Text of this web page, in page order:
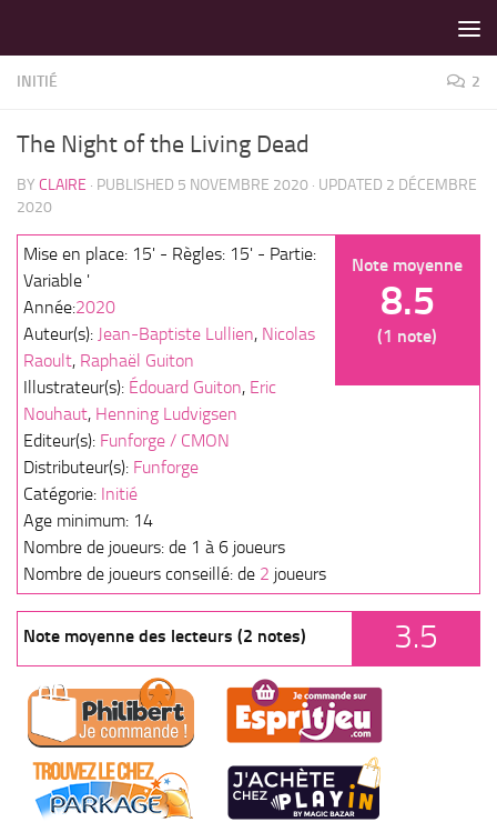
INITIÉ 2
The Night of the Living Dead
BY CLAIRE · PUBLISHED 5 NOVEMBRE 2020 · UPDATED 2 DÉCEMBRE
2020
Note moyenne
8.5
(1 note)
Mise en place: 15' - Règles: 15' - Partie:
Variable '
Année:2020
Auteur(s): Jean-Baptiste Lullien, Nicolas
Raoult, Raphaël Guiton
Illustrateur(s): Édouard Guiton, Eric
Nouhaut, Henning Ludvigsen
Editeur(s): Funforge / CMON
Distributeur(s): Funforge
Catégorie: Initié
Age minimum: 14
Nombre de joueurs: de 1 à 6 joueurs
Nombre de joueurs conseillé: de 2 joueurs
Note moyenne des lecteurs (2 notes) 3.5